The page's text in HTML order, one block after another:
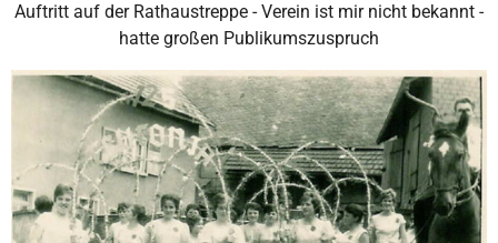
Auftritt auf der Rathaustreppe - Verein ist mir nicht bekannt -
hatte großen Publikumszuspruch